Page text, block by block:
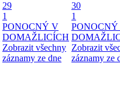
29
1
PONOCNÝ V
DOMAŽLICÍCH
Zobrazit všechny
záznamy ze dne
30
1
Zobrazit
záznamy ze